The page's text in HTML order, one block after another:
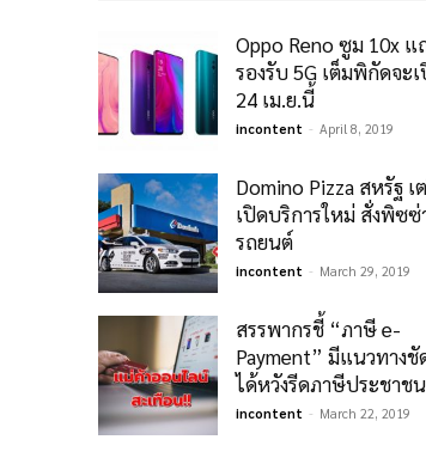
Oppo Reno ซูม 10x แ
รองรับ 5G เต็มพิกัดจะ
24 เม.ย.นี้
incontent - April 8, 2019
Domino Pizza สหรัฐ เ
เปิดบริการใหม่ สั่งพิซซ่
รถยนต์
incontent - March 29, 2019
สรรพากรชี้ “ภาษี e-
Payment” มีแนวทางชั
ได้หวังรีดภาษีประชาชน
incontent - March 22, 2019